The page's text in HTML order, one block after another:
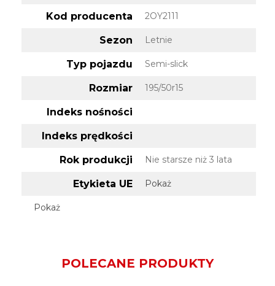
Kod producenta 2OY2111
Sezon Letnie
Typ pojazdu Semi-slick
Rozmiar 195/50r15
Indeks nośności
Indeks prędkości
Rok produkcji Nie starsze niż 3 lata
Etykieta UE Pokaż
Pokaż
POLECANE PRODUKTY